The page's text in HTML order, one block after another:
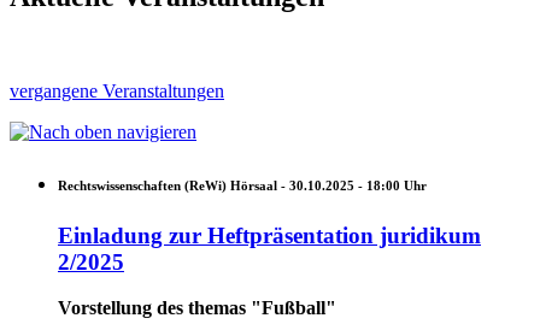
vergangene Veranstaltungen
Rechtswissenschaften (ReWi) Hörsaal - 30.10.2025 - 18:00 Uhr
Einladung zur Heftpräsentation juridikum
2/2025
Vorstellung des themas "Fußball"